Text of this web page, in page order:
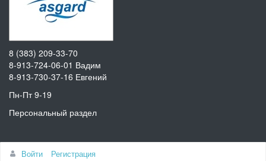
8 (383) 209-33-70
8-913-724-06-01 Вадим
8-913-730-37-16 Евгений
Пн-Пт 9-19
Персональный раздел
Наверх
Войти
Регистрация